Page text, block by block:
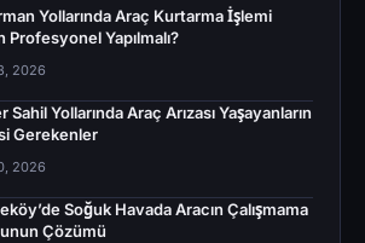
Yollarında Araç Kurtarma İşlemi
Profesyonel Yapılmalı?
2026
Sahil Yollarında Araç Arızası Yaşayanların
Gerekenler
2026
Soğuk Havada Aracın Çalışmama
Çözümü